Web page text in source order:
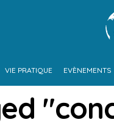
VIE PRATIQUE EVÈNEMENTS